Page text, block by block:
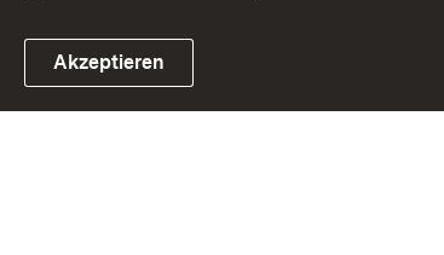
Link zum Landesportal
Akzeptieren